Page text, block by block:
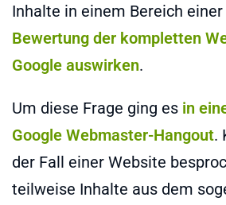
Inhalte in einem Bereich
Bewertung der kompletten
Google auswirken.
Um diese Frage ging es in
Google Webmaster-Hangout.
der Fall einer Website
teilweise Inhalte aus dem